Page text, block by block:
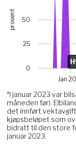
View as data table, Chart
The chart has 1 X
The chart has 1 Y
Chart annotations
Hva skjedde
prosent
*I januar 2023 var
måneden før).
det innført vektavgift
kjøpsbeløpet som
bidratt til den store
januar 2023.
Jan
0
25
50